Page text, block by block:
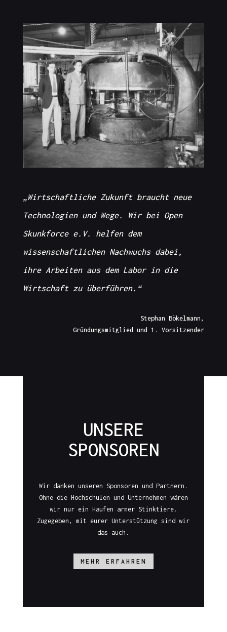
„Wirtschaftliche Zukunft braucht neue
Technologien und Wege. Wir bei Open
Skunkforce e.V. helfen dem
wissenschaftlichen Nachwuchs dabei,
ihre Arbeiten aus dem Labor in die
Wirtschaft zu überführen.“
Stephan Bökelmann,
Gründungsmitglied und 1. Vorsitzender
UNSERE
SPONSOREN
Wir danken unseren Sponsoren und Partnern.
Ohne die Hochschulen und Unternehmen wären
wir nur ein Haufen armer Stinktiere.
Zugegeben, mit eurer Unterstützung sind wir
das auch.
MEHR ERFAHREN